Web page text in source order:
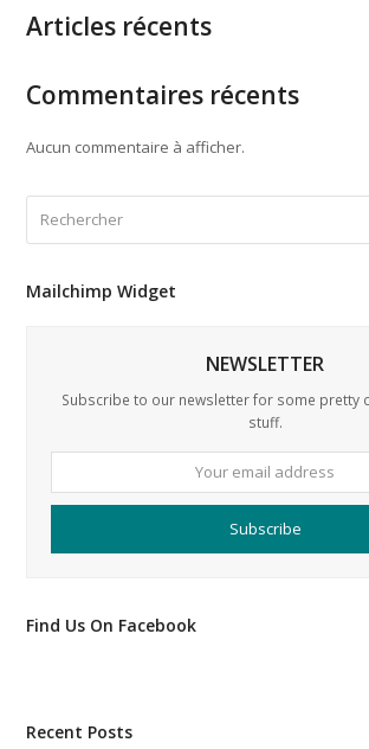
Articles récents
Commentaires récents
Aucun commentaire à afficher.
Mailchimp Widget
NEWSLETTER
Subscribe to our newsletter for some pretty
stuff.
email
Subscribe
Find Us On Facebook
Recent Posts